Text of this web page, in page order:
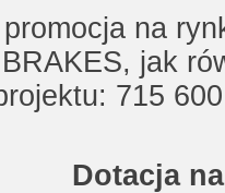
na
jak
715
Dotacja